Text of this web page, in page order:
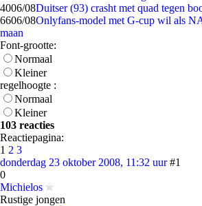
4006/08Duitser (93) crasht met quad tegen
6606/08Onlyfans-model met G-cup wil als
maan
Font-grootte:
Normaal
Kleiner
regelhoogte :
Normaal
Kleiner
103 reacties
Reactiepagina:
1 2 3
donderdag 23 oktober 2008, 11:32 uur #1
0
Michielos
Rustige jongen